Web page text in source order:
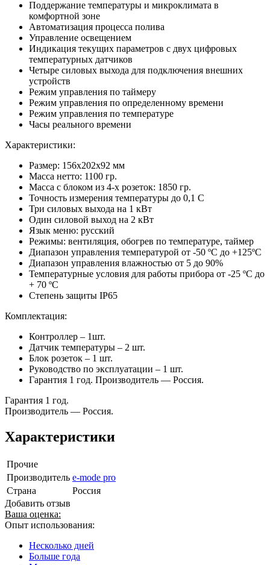
Поддержание температуры и микроклимата в
комфортной зоне
Автоматизация процесса полива
Управление освещением
Индикация текущих параметров с двух цифровых
температурных датчиков
Четыре силовых выхода для подключения внешних
устройств
Режим управления по таймеру
Режим управления по определенному времени
Режим управления по температуре
Часы реального времени
Характеристики:
Размер: 156х202х92 мм
Масса нетто: 1100 гр.
Масса с блоком из 4-х розеток: 1850 гр.
Точность измерения температуры до 0,1 С
Три силовых выхода на 1 кВт
Один силовой выход на 2 кВт
Язык меню: русский
Режимы: вентиляция, обогрев по температуре, таймер
Диапазон управления температурой от -50 ºС до +125ºС
Диапазон управления влажностью от 5 до 90%
Температурные условия для работы прибора от -25 ºС до
+ 70 ºС
Степень защиты IP65
Комплектация:
Контроллер – 1шт.
Датчик температуры – 2 шт.
Блок розеток – 1 шт.
Руководство по эксплуатации – 1 шт.
Гарантия 1 год. Производитель — Россия.
Гарантия 1 год.
Производитель — Россия.
Характеристики
Прочие
Производитель e-mode pro
Страна
Россия
Добавить отзыв
Ваша оценка:
Опыт использования:
Несколько дней
Больше года